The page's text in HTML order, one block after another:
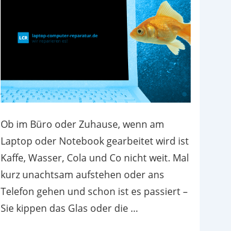
Ob im Büro oder Zuhause, wenn am
Laptop oder Notebook gearbeitet wird ist
Kaffe, Wasser, Cola und Co nicht weit. Mal
kurz unachtsam aufstehen oder ans
Telefon gehen und schon ist es passiert –
Sie kippen das Glas oder die …